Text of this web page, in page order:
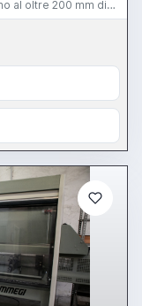
e fresare
buono stato.